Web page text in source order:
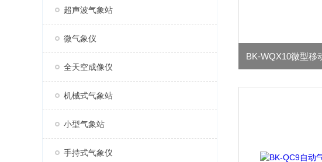
超声波气象站
微气象仪
全天空成像仪
机械式气象站
小型气象站
手持式气象仪